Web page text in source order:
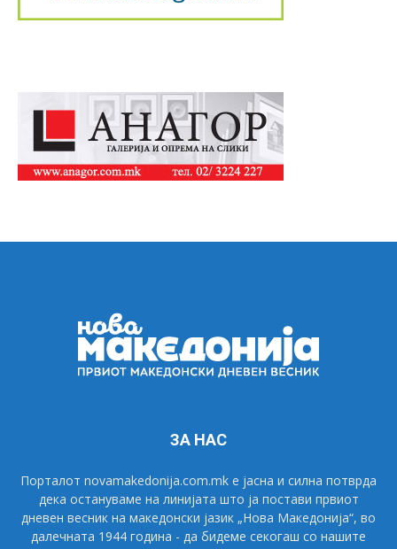
ЗА НАС
Порталот novamakedonija.com.mk е јасна и силна потврда
дека остануваме на линијата што ја постави првиот
дневен весник на македонски јазик „Нова Македонија“, во
далечната 1944 година - да бидеме секогаш со нашите